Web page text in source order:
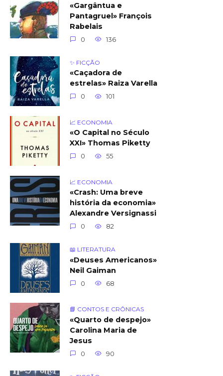
«Gargântua e
Pantagruel» François
Rabelais
0 136
✨ FICÇÃO
«Caçadora de
estrelas» Raiza Varella
0 101
📈 ECONOMIA
«O Capital no Século
XXI» Thomas Piketty
0 55
📈 ECONOMIA
«Crash: Uma breve
história da economia»
Alexandre Versignassi
0 82
📖 LITERATURA
«Deuses Americanos»
Neil Gaiman
0 68
📘 CONTOS E CRÔNICAS
«Quarto de despejo»
Carolina Maria de
Jesus
0 90